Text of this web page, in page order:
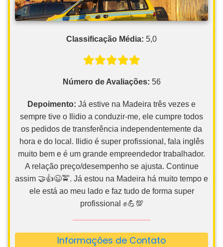
Classificação Média: 5,0
Número de Avaliações: 56
Depoimento: Já estive na Madeira três vezes e
sempre tive o Ilidio a conduzir-me, ele cumpre todos
os pedidos de transferência independentemente da
hora e do local. Ilidio é super profissional, fala inglês
muito bem e é um grande empreendedor trabalhador.
A relação preço/desempenho se ajusta. Continue
assim 🤝👍😉🚖. Já estou na Madeira há muito tempo e
ele está ao meu lado e faz tudo de forma super
profissional ✊💪💯
Informações de Contato